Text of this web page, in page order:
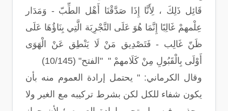
قَائِل ذَلِكَ ، لِأَنَّا إِذَا صَدَّقْنَا أَهْل الطِّبّ - وَمَدَار
عِلْمهمْ غَالِبًا إِنَّمَا هُوَ عَلَى التَّجْرِبَة الَّتِي بِنَاؤُهَا عَلَى
ظَنّ غَالِب - فَتَصْدِيق مَنْ لَا يَنْطِق عَنْ الْهَوَى
أَوْلَى بِالْقَبُولِ مِنْ كَلَامهمْ " "الفتح" (10/145)
وقال الكرماني: " يحتمل إرادة العموم منه بأن
يكون شفاء للكل لكن بشرط تركيبه مع الغير ولا